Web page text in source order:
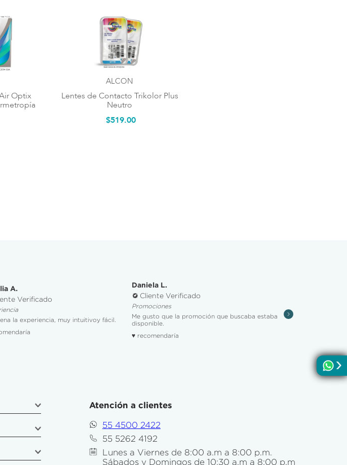
Optix
ALCON
Lentes de Contacto Trikolor Plus
Neutro
$519.00
A.
Verificado
la experiencia, muy intuitivoy fácil.
Daniela L.
Cliente Verificado
Promociones
Me gusto que la promoción que buscaba estaba
disponible.
♥ recomendaría
Atención a clientes
55 4500 2422
55 5262 4192
Lunes a Viernes de 8:00 a.m a 8:00 p.m.
Sábados y Domingos de 10:30 a.m a 8:00 p.m